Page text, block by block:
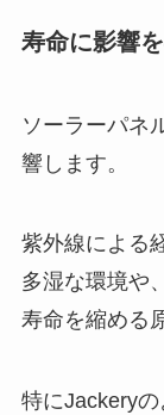
寿命に影響
ソーラーパネ
響します。
紫外線による
多湿な環境や
寿命を縮める
特にJackery